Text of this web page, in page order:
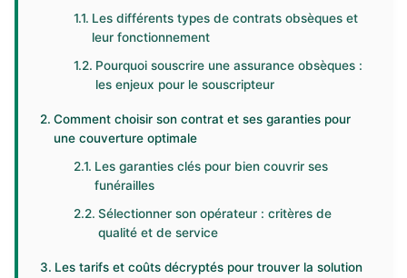
Les différents types de contrats obsèques et
leur fonctionnement
Pourquoi souscrire une assurance obsèques :
les enjeux pour le souscripteur
Comment choisir son contrat et ses garanties pour
une couverture optimale
Les garanties clés pour bien couvrir ses
funérailles
Sélectionner son opérateur : critères de
qualité et de service
Les tarifs et coûts décryptés pour trouver la solution